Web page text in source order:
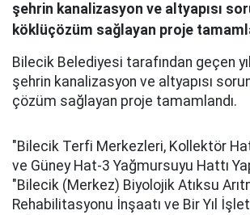
şehrin kanalizasyon ve altyapısı
köklüçözüm sağlayan proje
Bilecik Belediyesi tarafından geçen
şehrin kanalizasyon ve altyapısı
çözüm sağlayan proje tamamlandı.
"Bilecik Terfi Merkezleri, Kollektör
ve Güney Hat-3 Yağmursuyu Hattı
"Bilecik (Merkez) Biyolojik Atıksu
Rehabilitasyonu İnşaatı ve Bir Yıl